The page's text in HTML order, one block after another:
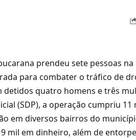
prendeu sete pessoas
para combater o tráfico de
quatro homens e três
(SDP), a operação cumpriu
em diversos bairros do
mil em dinheiro, além de